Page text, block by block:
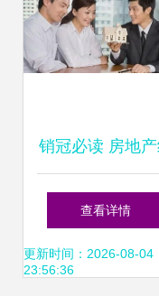
销冠必读 房地
纪人高效沟通指
——与房东的交
查看详情
更新时间：2026-08-04
23:56:36